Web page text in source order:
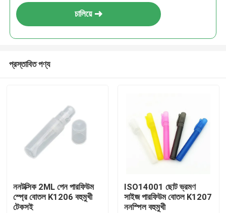
চালিয়ে
প্রস্তাবিত পণ্য
ননটক্সিক 2ML পেন পারফিউম
স্প্রে বোতল K1206 বহুমুখী
টেকসই
ISO14001 ছোট ভ্রমণ
সাইজ পারফিউম বোতল K1207
ননস্পিল বহুমুখী